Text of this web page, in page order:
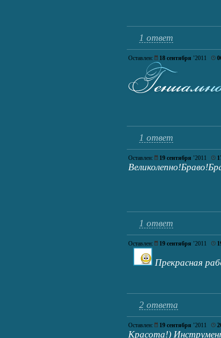
1 ответ
Оставлен: 18 сентября ’2011
1 ответ
Оставлен: 19 сентября ’2011
1 ответ
Оставлен: 19 сентября ’2011
Прекрасная
2 ответа
Оставлен: 19 сентября ’2011
Красота!)